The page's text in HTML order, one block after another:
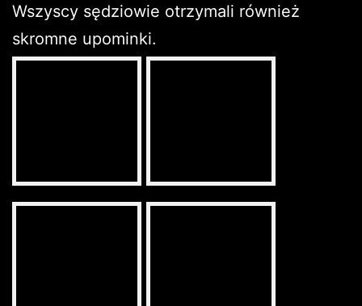
Wszyscy sędziowie otrzymali również
skromne upominki.